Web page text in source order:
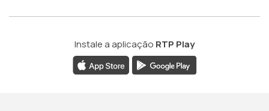
Instale a aplicação RTP Play